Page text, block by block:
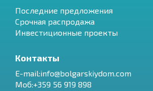
Последние предложения
Срочная распродажа
Инвестиционные проекты
Контакты
E-mail:info@bolgarskiydom.com
Моб:+359 56 919 898